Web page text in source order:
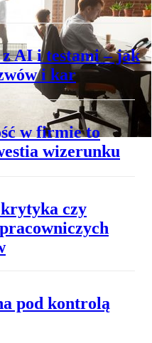
AI i testami – jak
i kar
w firmie to
wizerunku
czy
pod kontrolą